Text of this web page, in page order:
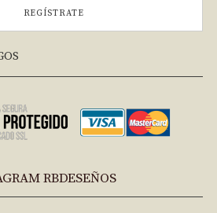
REGÍSTRATE
RBDESEÑOS